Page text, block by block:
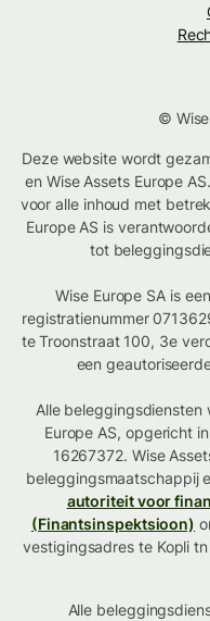
©
Deze website wordt
en Wise Assets Europe
voor alle inhoud met
Europe AS is
tot
Wise Europe SA is
registratienummer
te Troonstraat 100, 3e
een
Alle beleggingsdiensten
Europe AS, opgericht
16267372. Wise
beleggingsmaatschappij
autoriteit voor
(Finantsinspektsioon)
vestigingsadres te Kopli
Alle